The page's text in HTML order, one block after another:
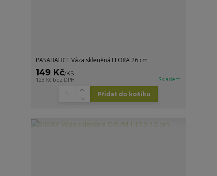
PASABAHCE Váza skleněná FLORA 26 cm
149 Kč/KS
123 Kč bez DPH Skladem
Přidat do košíku